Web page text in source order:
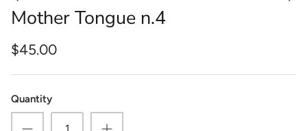
Mother Tongue n.4
$45.00
Quantity